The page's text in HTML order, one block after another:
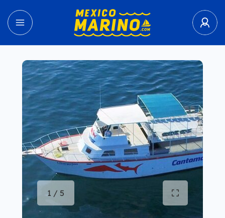
1 / 5